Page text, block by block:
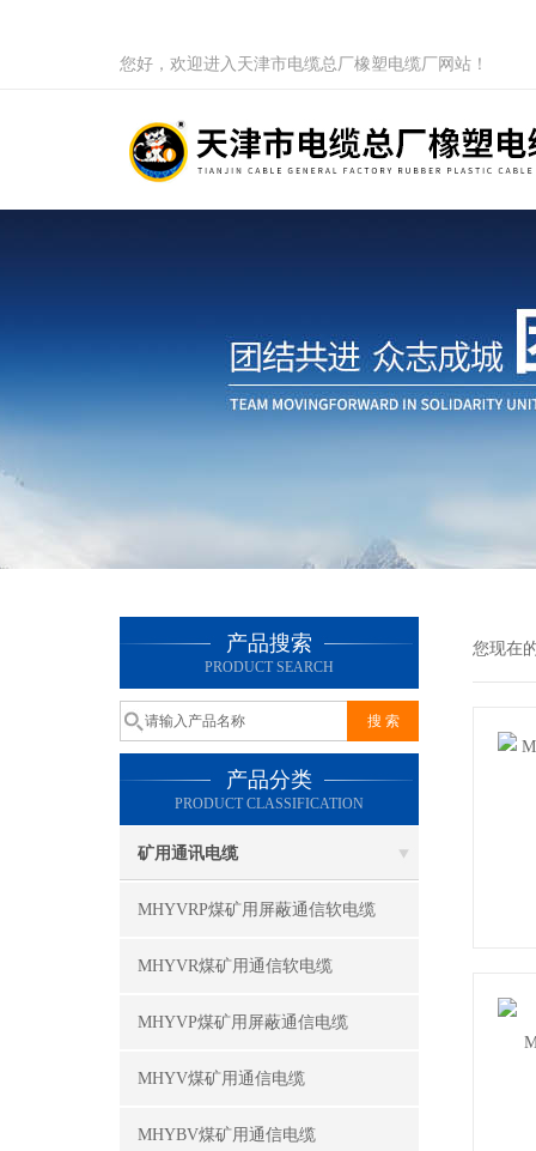
您好，欢迎进入天津市电缆总厂橡塑电缆厂网站！
产品搜索
PRODUCT SEARCH
产品分类
PRODUCT CLASSIFICATION
矿用通讯电缆
MHYVRP煤矿用屏蔽通信软电缆
MHYVR煤矿用通信软电缆
MHYVP煤矿用屏蔽通信电缆
MHYV煤矿用通信电缆
MHYBV煤矿用通信电缆
您现在